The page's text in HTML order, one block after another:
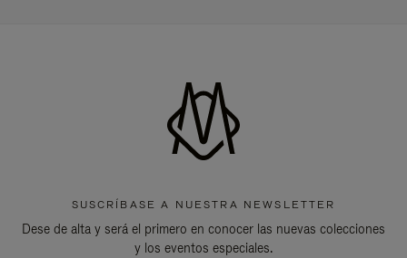
SUSCRÍBASE A NUESTRA NEWSLETTER
Dese de alta y será el primero en conocer las nuevas colecciones
y los eventos especiales.